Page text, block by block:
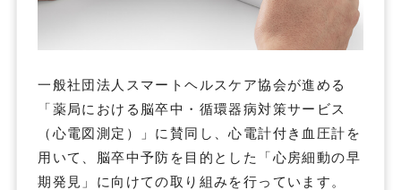
一般社団法人スマートヘルスケア協会が進める
「薬局における脳卒中・循環器病対策サービス
（心電図測定）」に賛同し、心電計付き血圧計を
用いて、脳卒中予防を目的とした「心房細動の早
期発見」に向けての取り組みを行っています。